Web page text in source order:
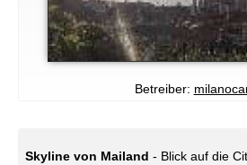
Betreiber:
Skyline von Mailand - Blick auf die